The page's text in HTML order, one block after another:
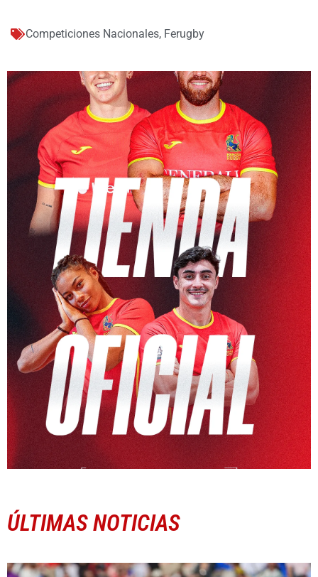
Competiciones Nacionales, Ferugby
ÚLTIMAS NOTICIAS